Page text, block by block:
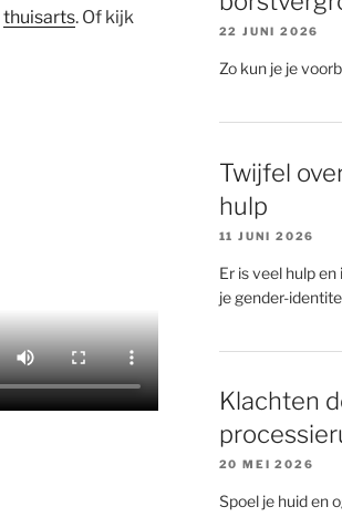
thuisarts. Of kijk
22 JUNI 2026
Zo kun je je
Twijfel
hulp
11 JUNI 2026
Er is veel hulp
je gender-
Klachten
20 MEI 2026
Spoel je huid en